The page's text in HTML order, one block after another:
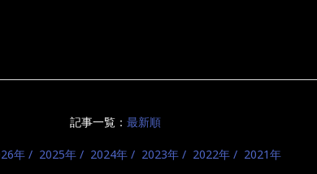
記事一覧： 最新順
年 2025年 2024年 2023年 2022年 2021年